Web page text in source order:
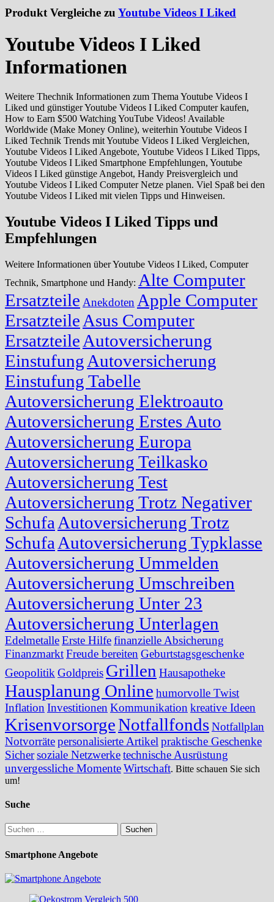
Produkt Vergleiche zu Youtube Videos I Liked
Youtube Videos I Liked
Informationen
Weitere Thechnik Informationen zum Thema Youtube Videos I
Liked und günstiger Youtube Videos I Liked Computer kaufen,
How to Earn $500 Watching YouTube Videos! Available
Worldwide (Make Money Online), weiterhin Youtube Videos I
Liked Technik Trends mit Youtube Videos I Liked Vergleichen,
Youtube Videos I Liked Angebote, Youtube Videos I Liked Tipps,
Youtube Videos I Liked Smartphone Empfehlungen, Youtube
Videos I Liked günstige Angebot, Handy Preisvergleich und
Youtube Videos I Liked Computer Netze planen. Viel Spaß bei den
Youtube Videos I Liked mit vielen Tipps und Hinweisen.
Youtube Videos I Liked Tipps und
Empfehlungen
Weitere Informationen über Youtube Videos I Liked, Computer
Technik, Smartphone und Handy: Alte Computer
Ersatzteile Anekdoten Apple Computer
Ersatzteile Asus Computer
Ersatzteile Autoversicherung
Einstufung Autoversicherung
Einstufung Tabelle
Autoversicherung Elektroauto
Autoversicherung Erstes Auto
Autoversicherung Europa
Autoversicherung Teilkasko
Autoversicherung Test
Autoversicherung Trotz Negativer
Schufa Autoversicherung Trotz
Schufa Autoversicherung Typklasse
Autoversicherung Ummelden
Autoversicherung Umschreiben
Autoversicherung Unter 23
Autoversicherung Unterlagen
EdelmetalleErste Hilfefinanzielle Absicherung
FinanzmarktFreude bereiten Geburtstagsgeschenke
Geopolitik Goldpreis Grillen Hausapotheke
Hausplanung Online humorvolle Twist
Inflation Investitionen Kommunikation kreative Ideen
KrisenvorsorgeNotfallfondsNotfallplan
Notvorrätepersonalisierte Artikel praktische Geschenke
Sichersoziale Netzwerketechnische Ausrüstung
unvergessliche MomenteWirtschaft. Bitte schauen Sie sich
um!
Suche
Suchen
nach:
Smartphone Angebote